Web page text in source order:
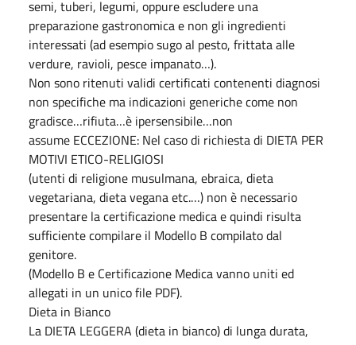
semi, tuberi, legumi, oppure escludere una
preparazione gastronomica e non gli ingredienti
interessati (ad esempio sugo al pesto, frittata alle
verdure, ravioli, pesce impanato…).
Non sono ritenuti validi certificati contenenti diagnosi
non specifiche ma indicazioni generiche come non
gradisce…rifiuta…è ipersensibile…non
assume ECCEZIONE: Nel caso di richiesta di DIETA PER
MOTIVI ETICO-RELIGIOSI
(utenti di religione musulmana, ebraica, dieta
vegetariana, dieta vegana etc.…) non è necessario
presentare la certificazione medica e quindi risulta
sufficiente compilare il Modello B compilato dal
genitore.
(Modello B e Certificazione Medica vanno uniti ed
allegati in un unico file PDF).
Dieta in Bianco
La DIETA LEGGERA (dieta in bianco) di lunga durata,